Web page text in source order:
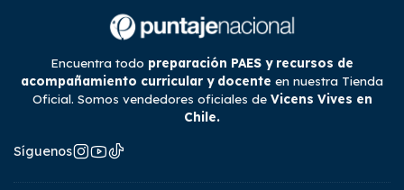
Encuentra todo preparación PAES y recursos de
acompañamiento curricular y docente en nuestra Tienda
Oficial. Somos vendedores oficiales de Vicens Vives en
Chile.
Síguenos